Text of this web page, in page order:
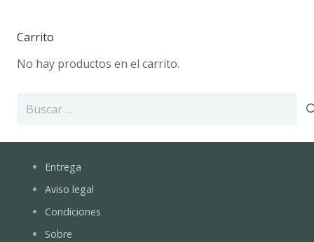
Carrito
No hay productos en el carrito.
Buscar:
Entrega
Aviso legal
Condiciones
Sobre